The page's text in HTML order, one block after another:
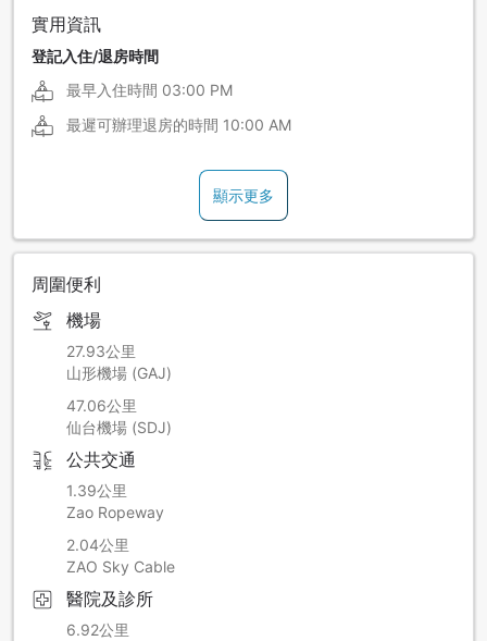
實用資訊
登記入住/退房時間
最早入住時間 03:00 PM
最遲可辦理退房的時間 10:00 AM
顯示更多
周圍便利
機場
27.93公里
山形機場 (GAJ)
47.06公里
仙台機場 (SDJ)
公共交通
1.39公里
Zao Ropeway
2.04公里
ZAO Sky Cable
醫院及診所
6.92公里